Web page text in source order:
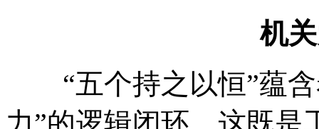
机
“五个持之以恒”蕴含